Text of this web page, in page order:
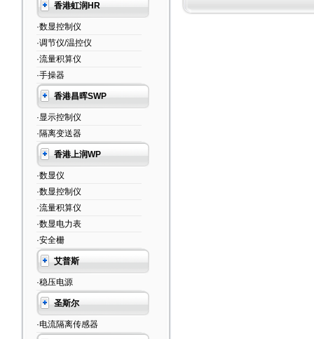
香港虹润HR
·数显控制仪
·调节仪/温控仪
·流量积算仪
·手操器
香港昌晖SWP
·显示控制仪
·隔离变送器
香港上润WP
·数显仪
·数显控制仪
·流量积算仪
·数显电力表
·安全栅
艾普斯
·稳压电源
圣斯尔
·电流隔离传感器